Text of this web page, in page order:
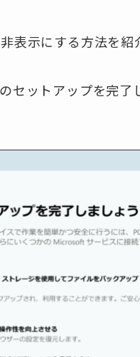
示にする方法を紹
セットアップを完了